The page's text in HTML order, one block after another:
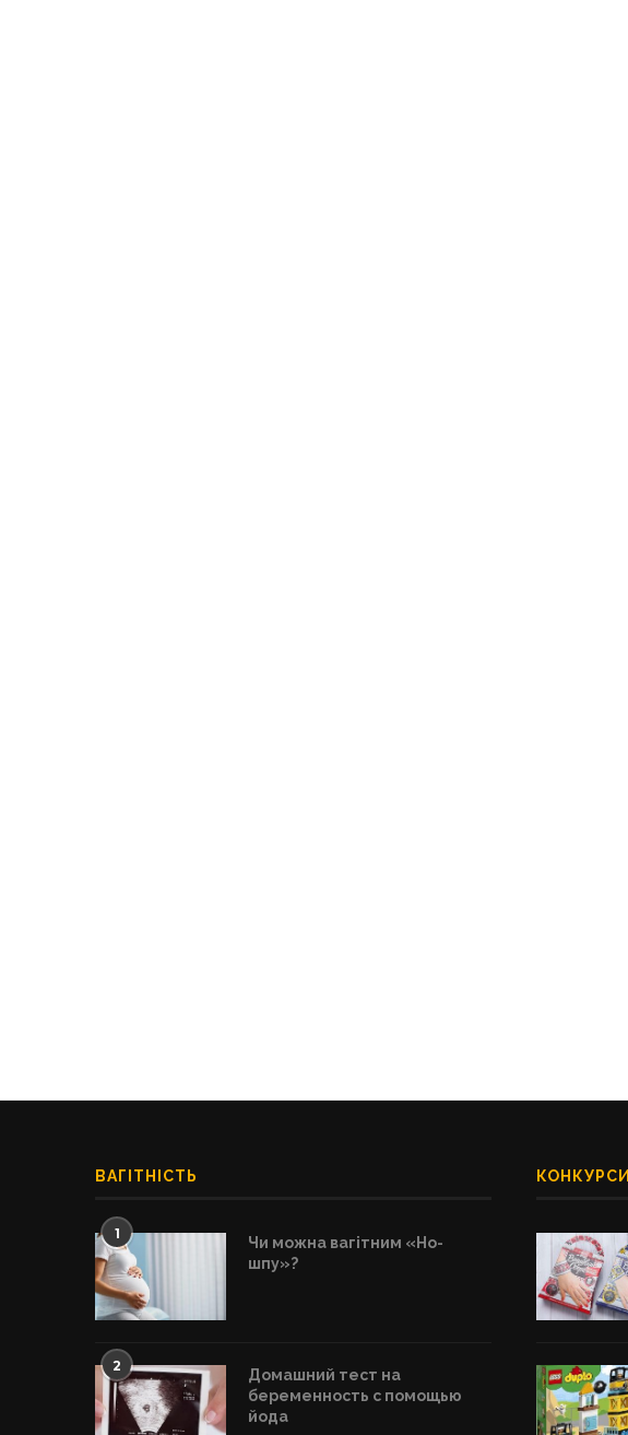
ВАГІТНІСТЬ
1
Чи можна вагітним «Но-
шпу»?
2
Домашний тест на
беременность с помощью
йода
КОНКУРСИ